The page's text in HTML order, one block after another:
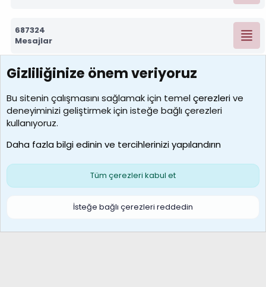
687324
Mesajlar
7390
Kullanıcılar
MosesBrownHayranı
Son üye
Çerezler
S
Gizliliğinize önem veriyoruz
Bu sitenin çalışmasını sağlamak için temelçerezlerive
deneyiminizi geliştirmek için isteğe bağlı çerezleri
kullanıyoruz.
Daha fazla bilgi edinin ve tercihlerinizi yapılandırın
Tüm çerezleri kabul et
İsteğe bağlı çerezleri reddedin